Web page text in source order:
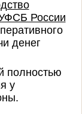
России
денег
полностью
у